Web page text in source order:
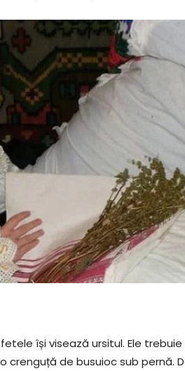
își visează ursitul. Ele
crenguță de busuioc sub pernă.